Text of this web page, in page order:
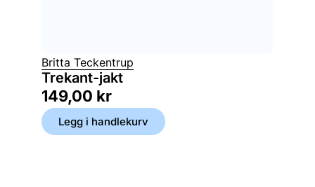
Britta Teckentrup
Trekant-jakt
149,00 kr
Legg i handlekurv